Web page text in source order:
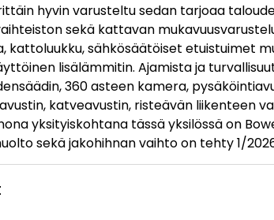
hyvin varusteltu sedan tarjoaa
sekä kattavan
kattoluukku, sähkösäätöiset etuistuimet
lisälämmitin. Ajamista ja
360 asteen kamera,
katveavustin, risteävän liikenteen
yksityiskohtana tässä yksilössä on
sekä jakohihnan vaihto on tehty 1/